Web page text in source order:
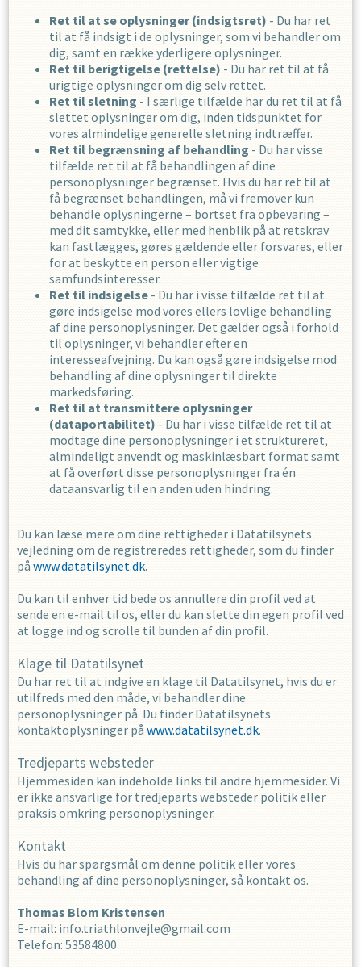
Ret til at se oplysninger (indsigtsret) - Du har ret
til at få indsigt i de oplysninger, som vi behandler om
dig, samt en række yderligere oplysninger.
Ret til berigtigelse (rettelse) - Du har ret til at få
urigtige oplysninger om dig selv rettet.
Ret til sletning - I særlige tilfælde har du ret til at få
slettet oplysninger om dig, inden tidspunktet for
vores almindelige generelle sletning indtræffer.
Ret til begrænsning af behandling - Du har visse
tilfælde ret til at få behandlingen af dine
personoplysninger begrænset. Hvis du har ret til at
få begrænset behandlingen, må vi fremover kun
behandle oplysningerne – bortset fra opbevaring –
med dit samtykke, eller med henblik på at retskrav
kan fastlægges, gøres gældende eller forsvares, eller
for at beskytte en person eller vigtige
samfundsinteresser.
Ret til indsigelse - Du har i visse tilfælde ret til at
gøre indsigelse mod vores ellers lovlige behandling
af dine personoplysninger. Det gælder også i forhold
til oplysninger, vi behandler efter en
interesseafvejning. Du kan også gøre indsigelse mod
behandling af dine oplysninger til direkte
markedsføring.
Ret til at transmittere oplysninger
(dataportabilitet) - Du har i visse tilfælde ret til at
modtage dine personoplysninger i et struktureret,
almindeligt anvendt og maskinlæsbart format samt
at få overført disse personoplysninger fra én
dataansvarlig til en anden uden hindring.
Du kan læse mere om dine rettigheder i Datatilsynets
vejledning om de registreredes rettigheder, som du finder
på www.datatilsynet.dk.
Du kan til enhver tid bede os annullere din profil ved at
sende en e-mail til os, eller du kan slette din egen profil ved
at logge ind og scrolle til bunden af din profil.
Klage til Datatilsynet
Du har ret til at indgive en klage til Datatilsynet, hvis du er
utilfreds med den måde, vi behandler dine
personoplysninger på. Du finder Datatilsynets
kontaktoplysninger på www.datatilsynet.dk.
Tredjeparts websteder
Hjemmesiden kan indeholde links til andre hjemmesider. Vi
er ikke ansvarlige for tredjeparts websteder politik eller
praksis omkring personoplysninger.
Kontakt
Hvis du har spørgsmål om denne politik eller vores
behandling af dine personoplysninger, så kontakt os.
Thomas Blom Kristensen
E-mail: info.triathlonvejle@gmail.com
Telefon: 53584800